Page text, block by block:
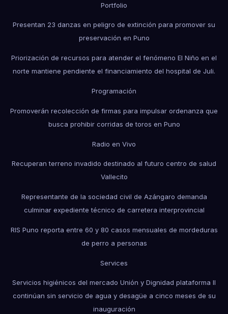
Portfolio
Presentan 23 danzas en peligro de extinción para promover su
preservación en Puno
Priorización de recursos para atender el fenómeno El Niño en el
norte mantiene pendiente el financiamiento del hospital de Juli.
Programación
Promoverán recolección de firmas para impulsar ordenanza que
busca prohibir corridas de toros en Puno
Radio en Vivo
Recuperan terreno invadido destinado al futuro centro de salud
Vallecito
Representante de la sociedad civil de Azángaro demanda
culminar expediente técnico de carretera interprovincial
RIS Puno reporta entre 60 y 80 casos mensuales de mordeduras
de perro a personas
Services
Servicios higiénicos del mercado Unión y Dignidad plataforma II
continúan sin servicio de agua y desagüe a cinco meses de su
inauguración